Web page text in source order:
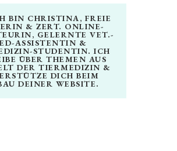
BIN CHRISTINA, FREIE
& ZERT. ONLINE-
GELERNTE VET.-
ASSISTENTIN &
STUDENTIN. ICH
ÜBER THEMEN AUS
DER TIERMEDIZIN &
DICH BEIM
DEINER WEBSITE.